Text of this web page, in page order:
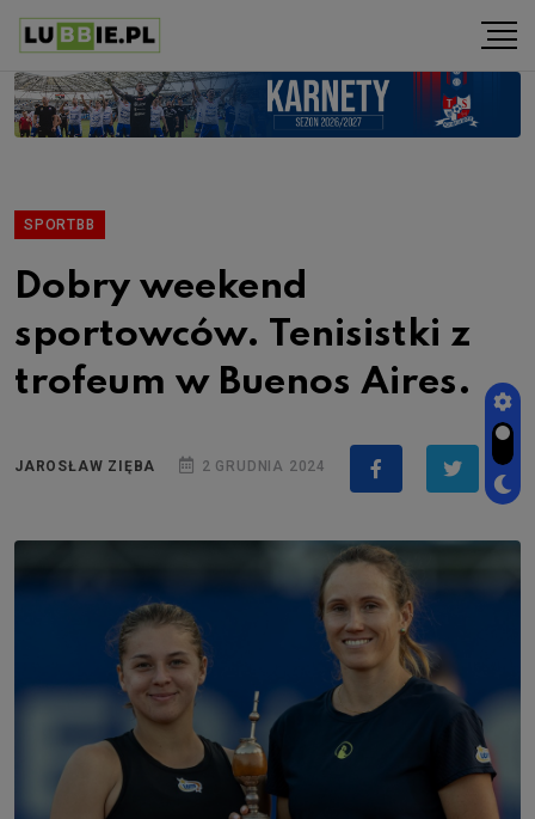
SPORTBB
Dobry weekend
sportowców. Tenisistki z
trofeum w Buenos Aires.
JAROSŁAW ZIĘBA 2 GRUDNIA 2024